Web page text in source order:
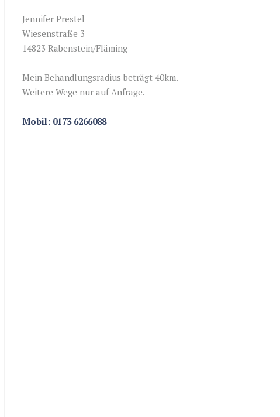
Jennifer Prestel
Wiesenstraße 3
14823 Rabenstein/Fläming
Mein Behandlungsradius beträgt 40km.
Weitere Wege nur auf Anfrage.
Mobil: 0173 6266088